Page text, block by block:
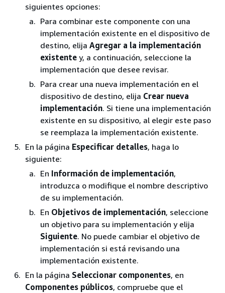
siguientes opciones:
Para combinar este componente con una
implementación existente en el dispositivo de
destino, elija Agregar a la implementación
existente y, a continuación, seleccione la
implementación que desee revisar.
Para crear una nueva implementación en el
dispositivo de destino, elija Crear nueva
implementación. Si tiene una implementación
existente en su dispositivo, al elegir este paso
se reemplaza la implementación existente.
En la página Especificar detalles, haga lo
siguiente:
En Información de implementación,
introduzca o modifique el nombre descriptivo
de su implementación.
En Objetivos de implementación, seleccione
un objetivo para su implementación y elija
Siguiente. No puede cambiar el objetivo de
implementación si está revisando una
implementación existente.
En la página Seleccionar componentes, en
Componentes públicos, compruebe que el